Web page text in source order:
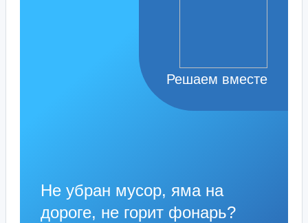
Решаем вместе
Не убран мусор, яма на
дороге, не горит фонарь?